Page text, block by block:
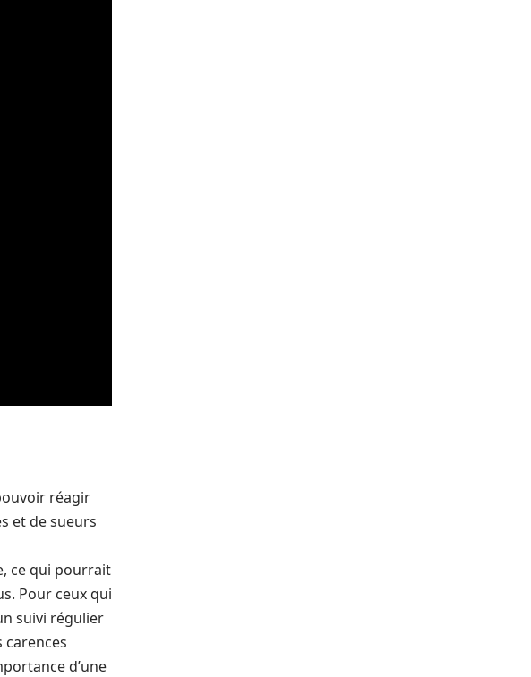
réagir
et de sueurs
ce qui pourrait
Pour ceux qui
suivi régulier
carences
d’une